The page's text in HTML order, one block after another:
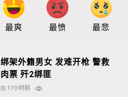
最爽 最愤 最悲
绑架外籍男女 发难开枪 警救
肉票 歼2绑匪
17小时前